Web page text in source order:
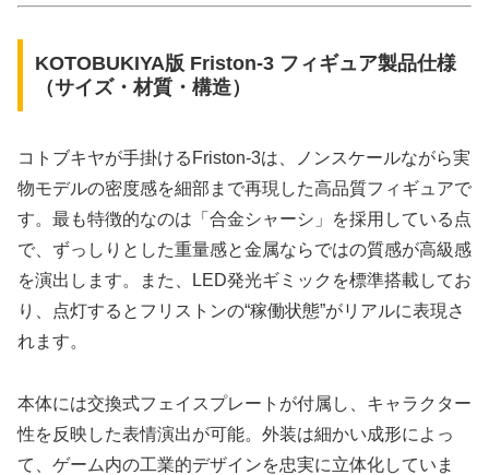
KOTOBUKIYA版 Friston-3 フィギュア製品仕様
（サイズ・材質・構造）
コトブキヤが手掛けるFriston-3は、ノンスケールながら実
物モデルの密度感を細部まで再現した高品質フィギュアで
す。最も特徴的なのは「合金シャーシ」を採用している点
で、ずっしりとした重量感と金属ならではの質感が高級感
を演出します。また、LED発光ギミックを標準搭載してお
り、点灯するとフリストンの“稼働状態”がリアルに表現さ
れます。
本体には交換式フェイスプレートが付属し、キャラクター
性を反映した表情演出が可能。外装は細かい成形によっ
て、ゲーム内の工業的デザインを忠実に立体化していま